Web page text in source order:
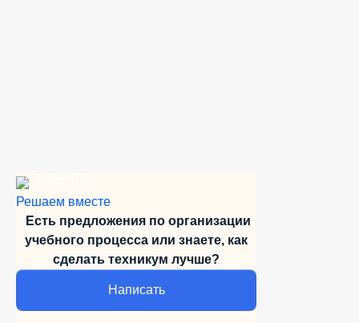
Решаем вместе
Есть предложения по организации
учебного процесса или знаете, как
сделать техникум лучше?
Написать